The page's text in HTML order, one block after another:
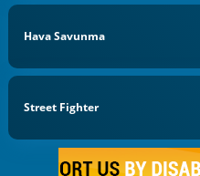
Hava Savunma
Street Fighter